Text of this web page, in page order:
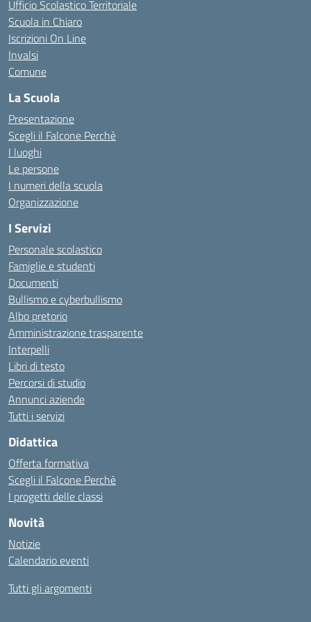
Ufficio Scolastico Territoriale
Scuola in Chiaro
Iscrizioni On Line
Invalsi
Comune
La Scuola
Presentazione
Scegli il Falcone Perchè
I luoghi
Le persone
I numeri della scuola
Organizzazione
I Servizi
Personale scolastico
Famiglie e studenti
Documenti
Bullismo e cyberbullismo
Albo pretorio
Amministrazione trasparente
Interpelli
Libri di testo
Percorsi di studio
Annunci aziende
Tutti i servizi
Didattica
Offerta formativa
Scegli il Falcone Perchè
I progetti delle classi
Novità
Notizie
Calendario eventi
Tutti gli argomenti